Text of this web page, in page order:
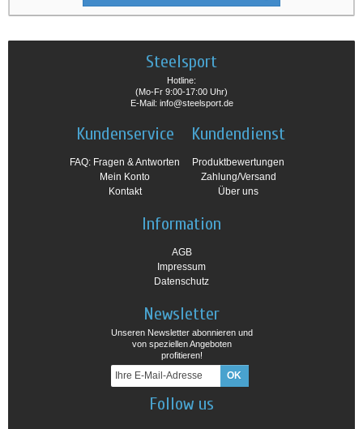
Steelsport
Hotline:
(Mo-Fr 9:00-17:00 Uhr)
E-Mail: info@steelsport.de
Kundenservice
FAQ: Fragen & Antworten
Mein Konto
Kontakt
Kundendienst
Produktbewertungen
Zahlung/Versand
Über uns
Information
AGB
Impressum
Datenschutz
Newsletter
Unseren Newsletter abonnieren und
von speziellen Angeboten
profitieren!
Follow us